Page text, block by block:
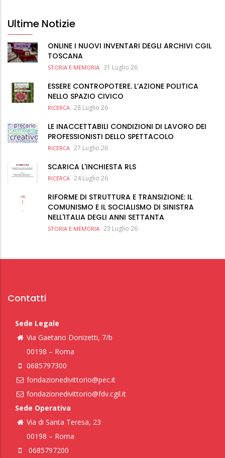
Ultime Notizie
ONLINE I NUOVI INVENTARI DEGLI ARCHIVI CGIL
TOSCANA
STORIA E MEMORIA 31 Luglio 26
ESSERE CONTROPOTERE. L’AZIONE POLITICA
NELLO SPAZIO CIVICO
RICERCA 28 Luglio 26
LE INACCETTABILI CONDIZIONI DI LAVORO DEI
PROFESSIONISTI DELLO SPETTACOLO
RICERCA 27 Luglio 26
SCARICA L'INCHIESTA RLS
RICERCA 24 Luglio 26
RIFORME DI STRUTTURA E TRANSIZIONE: IL
COMUNISMO E IL SOCIALISMO DI SINISTRA
NELL'ITALIA DEGLI ANNI SETTANTA
STORIA E MEMORIA 23 Luglio 26
Contatti
Sede Legale
Via Gaetano Donizetti, 7/b
00198 – Roma
0685797300
fondazionedivittorio@pec.it
fondazionedivittorio@fdv.cgil.it
Sede Operativa
Via di Santa Teresa, 23
00198 – Roma
0685797200